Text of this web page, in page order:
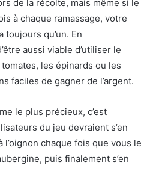
de la récolte, mais même si le
à chaque ramassage, votre
toujours qu’un. En
aussi viable d’utiliser le
les épinards ou les
faciles de gagner de l’argent.
le plus précieux, c’est
du jeu devraient s’en
chaque fois que vous le
puis finalement s’en